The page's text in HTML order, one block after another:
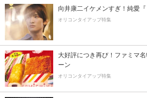
向井康二イケメンすぎ！純愛『
オリコンタイアップ特集
大好評につき再び！ファミマ
ーン
オリコンタイアップ特集